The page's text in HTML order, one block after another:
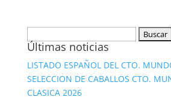
Últimas noticias
LISTADO ESPAÑOL DEL CTO.
SELECCION DE CABALLOS CTO.
CLASICA 2026